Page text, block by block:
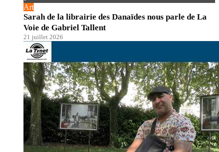
Art
Sarah de la librairie des Danaïdes nous parle de La
Voie de Gabriel Tallent
21 juillet 2026